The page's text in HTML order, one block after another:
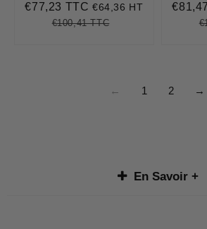
Prix
réduit
€77,23 TTC€77,23
€64,36 HT
Prix
€100,41 TTC€100,41
Prix
réduit
← 1 2 →
En Savoir +